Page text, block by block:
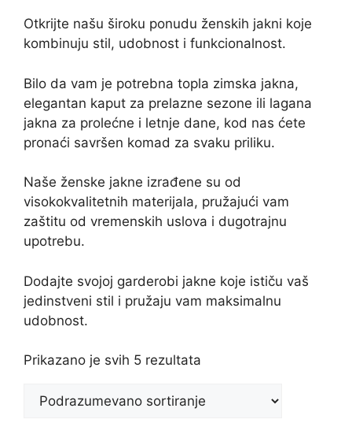
Otkrijte našu široku ponudu ženskih jakni koje
kombinuju stil, udobnost i funkcionalnost.
Bilo da vam je potrebna topla zimska jakna,
elegantan kaput za prelazne sezone ili lagana
jakna za prolećne i letnje dane, kod nas ćete
pronaći savršen komad za svaku priliku.
Naše ženske jakne izrađene su od
visokokvalitetnih materijala, pružajući vam
zaštitu od vremenskih uslova i dugotrajnu
upotrebu.
Dodajte svojoj garderobi jakne koje ističu vaš
jedinstveni stil i pružaju vam maksimalnu
udobnost.
Prikazano je svih 5 rezultata